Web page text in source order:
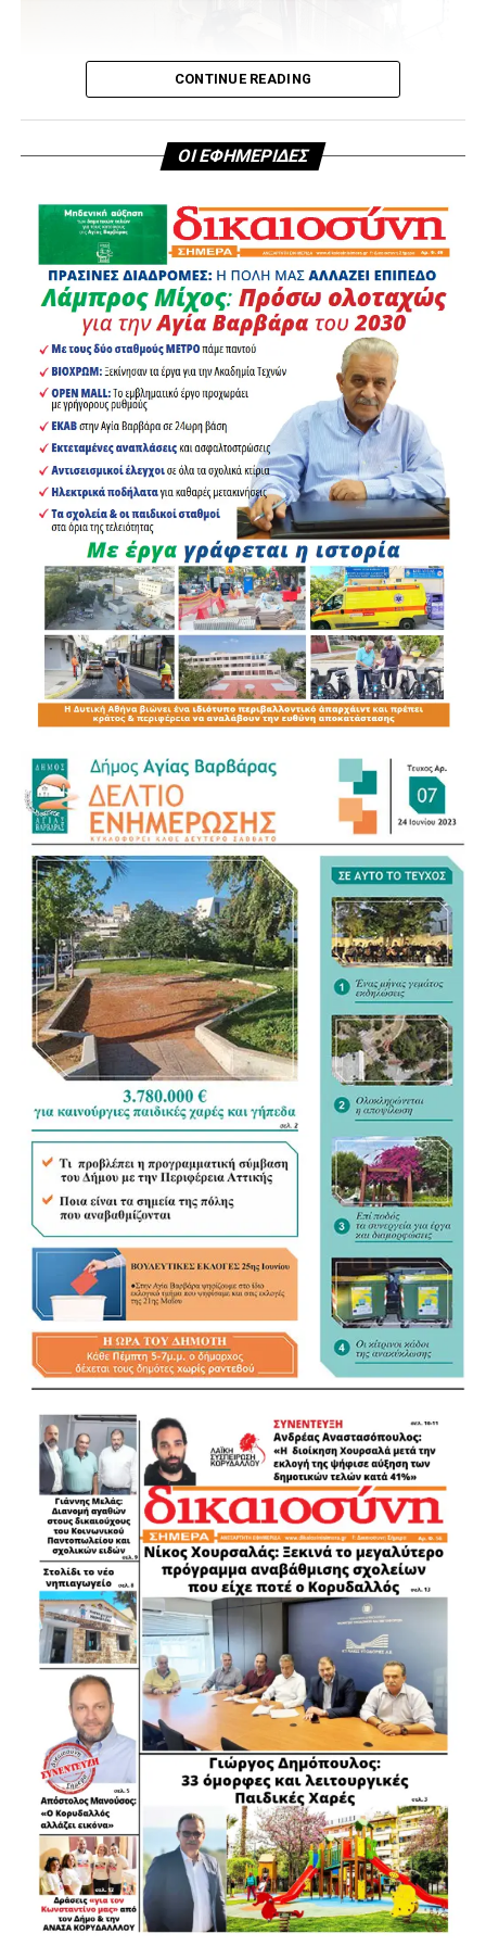
μεγαλύτερος σύμμαχος της παραβατικότητας είναι η
Το «δεν θέλω να μπλέξω», το «πού να τρέχω στα
καταθέσει ο隣ός» μπορεί τελικά να αφήσει μια σοβαρή
υπόθεση χωρίς τα στοιχεία που απαιτούνται για να
υπάρξει η ανάλογη δικαστική συνέχεια.
Στην Άνω Αγία Βαρβάρα συνέβη το αντίθετο. Οι άνθρωποι
της γειτονιάς δεν αδιαφόρησαν. Δεν γύρισαν την πλάτη.
Δεν άφησαν όλη την ευθύνη στην Αστυνομία. Μίλησαν.
Κατήγγειλαν. Κατέθεσαν. Και σήμερα, με την υπόθεση να
έχει πλέον οδηγηθεί σε βαριά καταδίκη, η στάση τους
αποκτά ακόμη μεγαλύτερη αξία. Γιατί μια ασφαλής πόλη
δεν χτίζεται μόνο με περισσότερες περιπολίες,
περισσότερους αστυνομικούς και αποτελεσματικότερες
επιχειρήσεις.
Χτίζεται και με τη συνεργασία της τοπικής κοινωνίας. Με
έναν Δήμο που διεκδικεί μεγαλύτερη αστυνόμευση, με μια
Αστυνομία που είναι παρούσα και επεμβαίνει και, κυρίως,
με πολίτες που δεν επιλέγουν τη σιωπή όταν βλέπουν το
έγκλημα δίπλα τους.
Η Αγία Βαρβάρα δείχνει ότι όταν Δήμος, Αστυνομία και
παραβατικότητα δεν μένει χωρίς απάντηση.
CONTINUE READING
ΟΙ ΕΦΗΜΕΡΙΔΕΣ